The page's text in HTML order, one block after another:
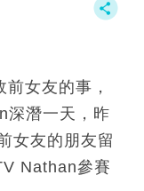
女友的事，
深潛一天，昨
女友的朋友留
Nathan參賽